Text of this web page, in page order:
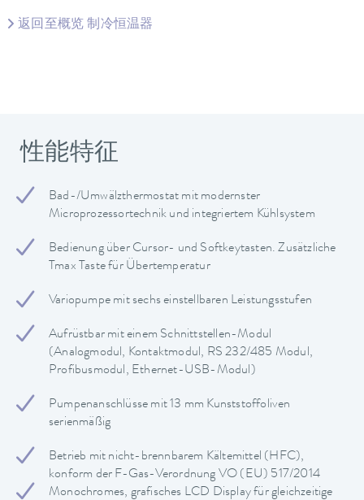
返回至概览 制冷恒温器
性能特征
Bad-/Umwälzthermostat mit modernster
Microprozessortechnik und integriertem Kühlsystem
Bedienung über Cursor- und Softkeytasten. Zusätzliche
Tmax Taste für Übertemperatur
Variopumpe mit sechs einstellbaren Leistungsstufen
Aufrüstbar mit einem Schnittstellen-Modul
(Analogmodul, Kontaktmodul, RS 232/485 Modul,
Profibusmodul, Ethernet-USB-Modul)
Pumpenanschlüsse mit 13 mm Kunststoffoliven
serienmäßig
Betrieb mit nicht-brennbarem Kältemittel (HFC),
konform der F-Gas-Verordnung VO (EU) 517/2014
Monochromes, grafisches LCD Display für gleichzeitige